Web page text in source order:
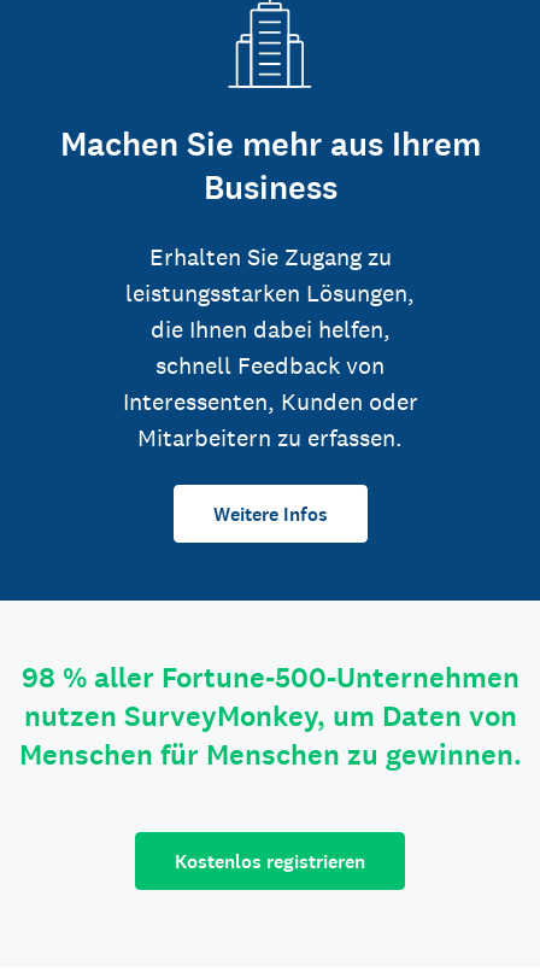
Machen Sie mehr aus Ihrem
Business
Erhalten Sie Zugang zu
leistungsstarken Lösungen,
die Ihnen dabei helfen,
schnell Feedback von
Interessenten, Kunden oder
Mitarbeitern zu erfassen.
Weitere Infos
98 % aller Fortune-500-Unternehmen
nutzen SurveyMonkey, um Daten von
Menschen für Menschen zu gewinnen.
Kostenlos registrieren